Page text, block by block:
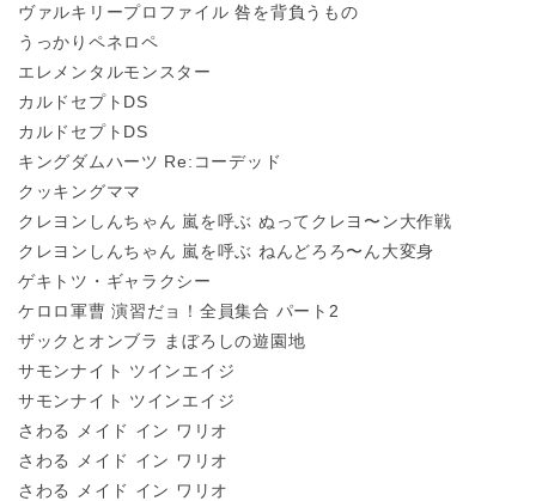
ヴァルキリープロファイル 咎を背負うもの
うっかりペネロペ
エレメンタルモンスター
カルドセプトDS
カルドセプトDS
キングダムハーツ Re:コーデッド
クッキングママ
クレヨンしんちゃん 嵐を呼ぶ ぬってクレヨ〜ン大作戦
クレヨンしんちゃん 嵐を呼ぶ ねんどろろ〜ん大変身
ゲキトツ・ギャラクシー
ケロロ軍曹 演習だョ！全員集合 パート2
ザックとオンブラ まぼろしの遊園地
サモンナイト ツインエイジ
サモンナイト ツインエイジ
さわる メイド イン ワリオ
さわる メイド イン ワリオ
さわる メイド イン ワリオ